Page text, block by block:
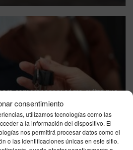
consentimiento
utilizamos tecnologías como las
a la información del dispositivo. El
nos permitirá procesar datos como el
o las identificaciones únicas en este sitio.
comprar casa: cómo evitar que
una donación
Ceuta hoy jueves 6 de agosto